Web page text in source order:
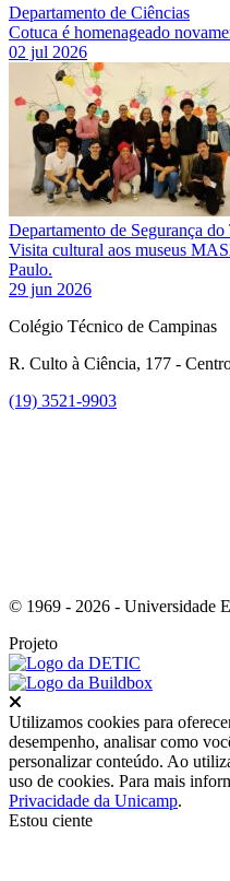
Departamento de Ciências
Cotuca é homenageado
02 jul 2026
Departamento de Segurança
Visita cultural aos museus
Paulo.
29 jun 2026
Colégio Técnico de Campinas
R. Culto à Ciência, 177 -
(19) 3521-9903
© 1969 - 2026 - Universidade
Projeto
Utilizamos cookies para
desempenho, analisar como
personalizar conteúdo. Ao
uso de cookies. Para mais
Privacidade da Unicamp.
Estou ciente